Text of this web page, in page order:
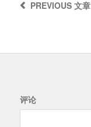
PREVIOUS文章
评论